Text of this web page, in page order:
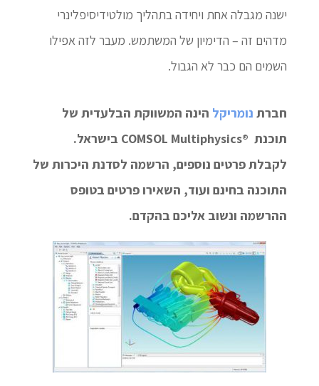
ישנה מגבלה אחת ויחידה בתהליך מולטידיסיפלינרי
מדהים זה – הדימיון של המשתמש. מעבר לזה אפילו
השמים הם כבר לא הגבול.
חברת נומריקל הינה המשווקת הבלעדית של
תוכנת ®COMSOL Multiphysics בישראל.
לקבלת פרטים נוספים, הרשמה לסדנת היכרות של
התוכנה בחינם ועוד, השאירו פרטים בטופס
ההרשמה ונשוב אליכם בהקדם.